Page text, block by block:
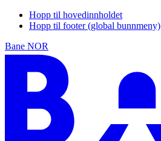
Hopp til hovedinnholdet
Hopp til footer (global bunnmeny)
Bane NOR